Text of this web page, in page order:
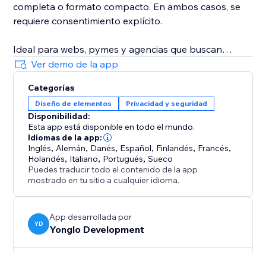
completa o formato compacto. En ambos casos, se
requiere consentimiento explícito.
Ideal para webs, pymes y agencias que buscan
cumplimiento normativo y confianza. Incluye versión
gratuita.
Ver demo de la app
Categorías
Diseño de elementos Privacidad y seguridad
Disponibilidad:
Esta app está disponible en todo el mundo.
Idiomas de la app:
Inglés, Alemán, Danés, Español, Finlandés, Francés,
Holandés, Italiano, Portugués,Sueco
Puedes traducir todo el contenido de la app
mostrado en tu sitio a cualquier idioma.
YD
App desarrollada por
Yonglo Development